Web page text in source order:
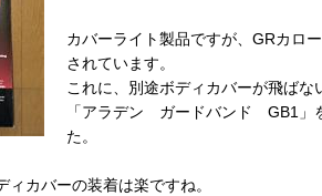
カバーライト製品ですが、GRカロ
されています。
これに、別途ボディカバーが飛ばな
「アラデン ガードバンド GB1」
た。
カバーの装着は楽ですね。